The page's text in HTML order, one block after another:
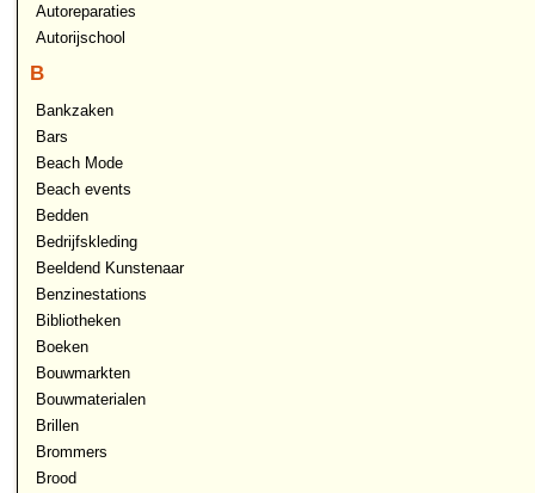
Autoreparaties
Autorijschool
B
Bankzaken
Bars
Beach Mode
Beach events
Bedden
Bedrijfskleding
Beeldend Kunstenaar
Benzinestations
Bibliotheken
Boeken
Bouwmarkten
Bouwmaterialen
Brillen
Brommers
Brood